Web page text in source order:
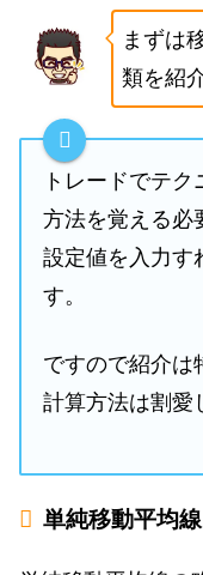
まずは
類を紹
トレードでテ
方法を覚える必
設定値を入力す
す。
ですので紹介は
計算方法は割愛
単純移動平均